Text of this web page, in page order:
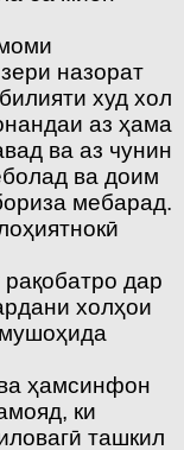
назорат
худ хол
аз ҳама
ва аз чунин
ва доим
мебарад.
дар
холҳои
ҳамсинфон
ки
ташкил